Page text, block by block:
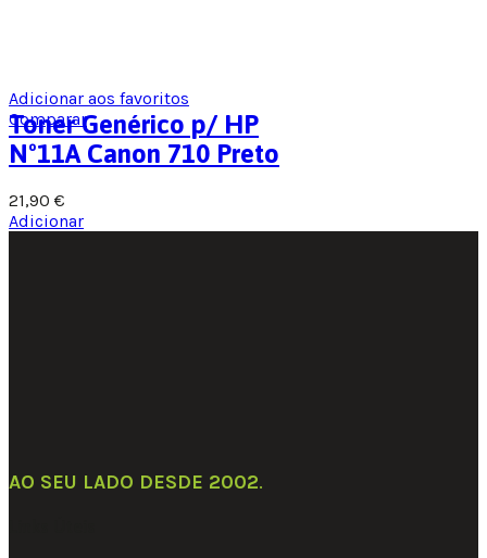
Adicionar aos favoritos
Comparar
Toner Genérico p/ HP
Nº11A Canon 710 Preto
21,90 €
Adicionar
AO SEU LADO DESDE 2002.